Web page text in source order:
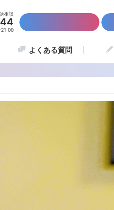
相談
21:00
よくある質問